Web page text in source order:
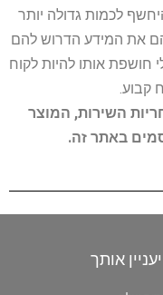
לכמות גדולה יותר
את המידע הדרוש להם
חושפת אותו להיות לקוח
קבוע.
השירות, המוצר
באתר זה.
אותך